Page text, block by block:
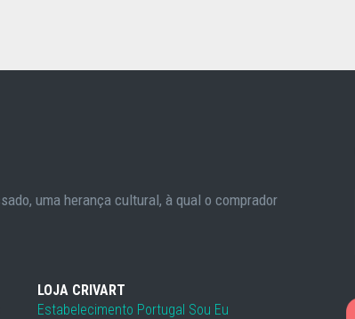
uma herança cultural, à qual o comprador
LOJA CRIVART
Estabelecimento Portugal Sou Eu